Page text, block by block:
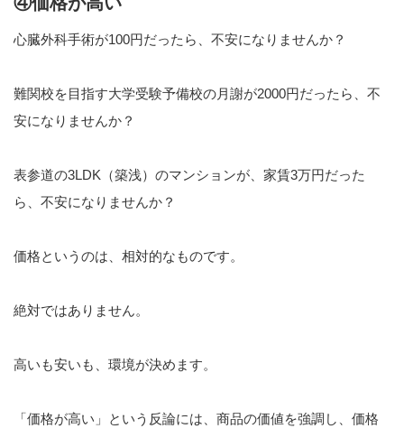
心臓外科手術が100円だったら、不安になりませんか？
難関校を目指す大学受験予備校の月謝が2000円だったら、不
安になりませんか？
表参道の3LDK（築浅）のマンションが、家賃3万円だった
ら、不安になりませんか？
価格というのは、相対的なものです。
絶対ではありません。
高いも安いも、環境が決めます。
「価格が高い」という反論には、商品の価値を強調し、価格